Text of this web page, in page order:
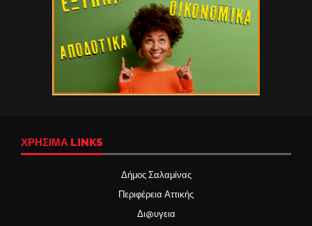
ΧΡΉΣΙΜΑ LINKS
Δήμος Σαλαμίνας
Περιφέρεια Αττικής
Δι@υγεια